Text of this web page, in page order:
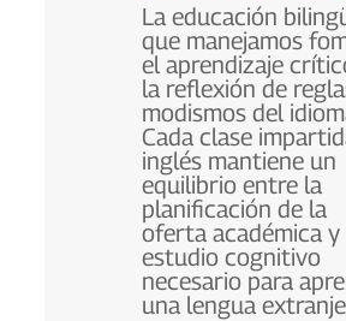
La educación
que manejamos
el aprendizaje
la reflexión de
modismos del
Cada clase
inglés mantiene un
equilibrio entre la
planificación de la
oferta académica y
estudio cognitivo
necesario para
una lengua